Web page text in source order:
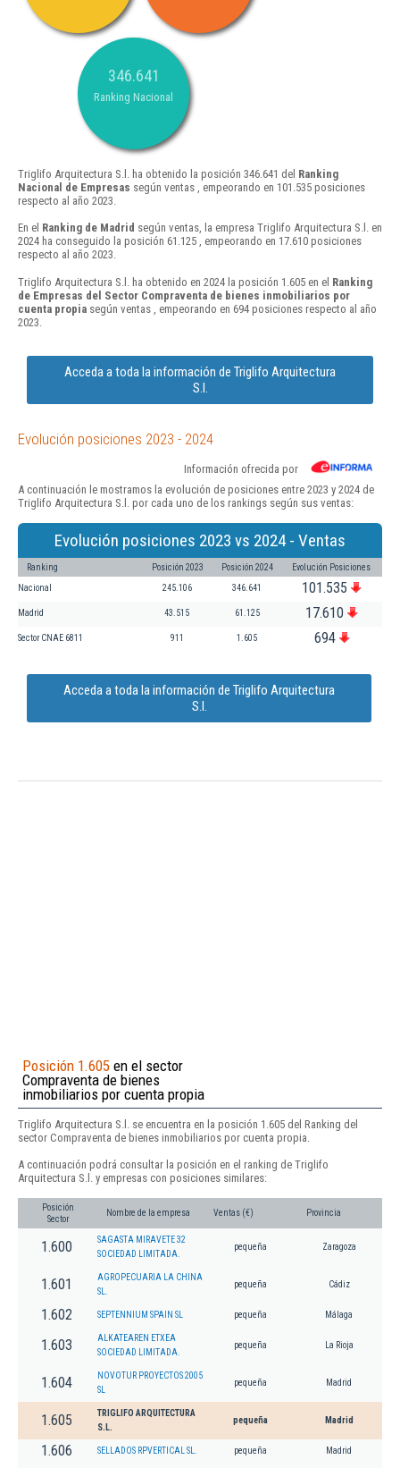
346.641
Ranking Nacional
Triglifo Arquitectura S.l. ha obtenido la posición 346.641 del Ranking
Nacional de Empresas según ventas , empeorando en 101.535 posiciones
respecto al año 2023.
En el Ranking de Madrid según ventas, la empresa Triglifo Arquitectura S.l. en
2024 ha conseguido la posición 61.125 , empeorando en 17.610 posiciones
respecto al año 2023.
Triglifo Arquitectura S.l. ha obtenido en 2024 la posición 1.605 en el Ranking
de Empresas del Sector Compraventa de bienes inmobiliarios por
cuenta propia según ventas , empeorando en 694 posiciones respecto al año
2023.
Acceda a toda la información de Triglifo Arquitectura
S.l.
Evolución posiciones 2023 - 2024
Información ofrecida por
A continuación le mostramos la evolución de posiciones entre 2023 y 2024 de
Triglifo Arquitectura S.l. por cada uno de los rankings según sus ventas:
Evolución posiciones 2023 vs 2024 - Ventas
Ranking Posición 2023 Posición 2024 Evolución Posiciones
Nacional 245.106 346.641 101.535
Madrid 43.515 61.125 17.610
Sector CNAE 6811 911 1.605 694
Acceda a toda la información de Triglifo Arquitectura
S.l.
Posición 1.605 en el sector
Compraventa de bienes
inmobiliarios por cuenta propia
Triglifo Arquitectura S.l. se encuentra en la posición 1.605 del Ranking del
sector Compraventa de bienes inmobiliarios por cuenta propia.
A continuación podrá consultar la posición en el ranking de Triglifo
Arquitectura S.l. y empresas con posiciones similares:
Posición
Sector
Nombre de la empresa Ventas (€) Provincia
1.600
SAGASTA MIRAVETE 32
SOCIEDAD LIMITADA.
pequeña Zaragoza
1.601
AGROPECUARIA LA CHINA
SL.
pequeña Cádiz
1.602 SEPTENNIUM SPAIN SL pequeña Málaga
1.603
ALKATEAREN ETXEA
SOCIEDAD LIMITADA.
pequeña La Rioja
1.604
NOVOTUR PROYECTOS 2005
SL
pequeña Madrid
1.605
TRIGLIFO ARQUITECTURA
S.L.
pequeña Madrid
1.606 SELLADOS RPVERTICAL SL. pequeña Madrid